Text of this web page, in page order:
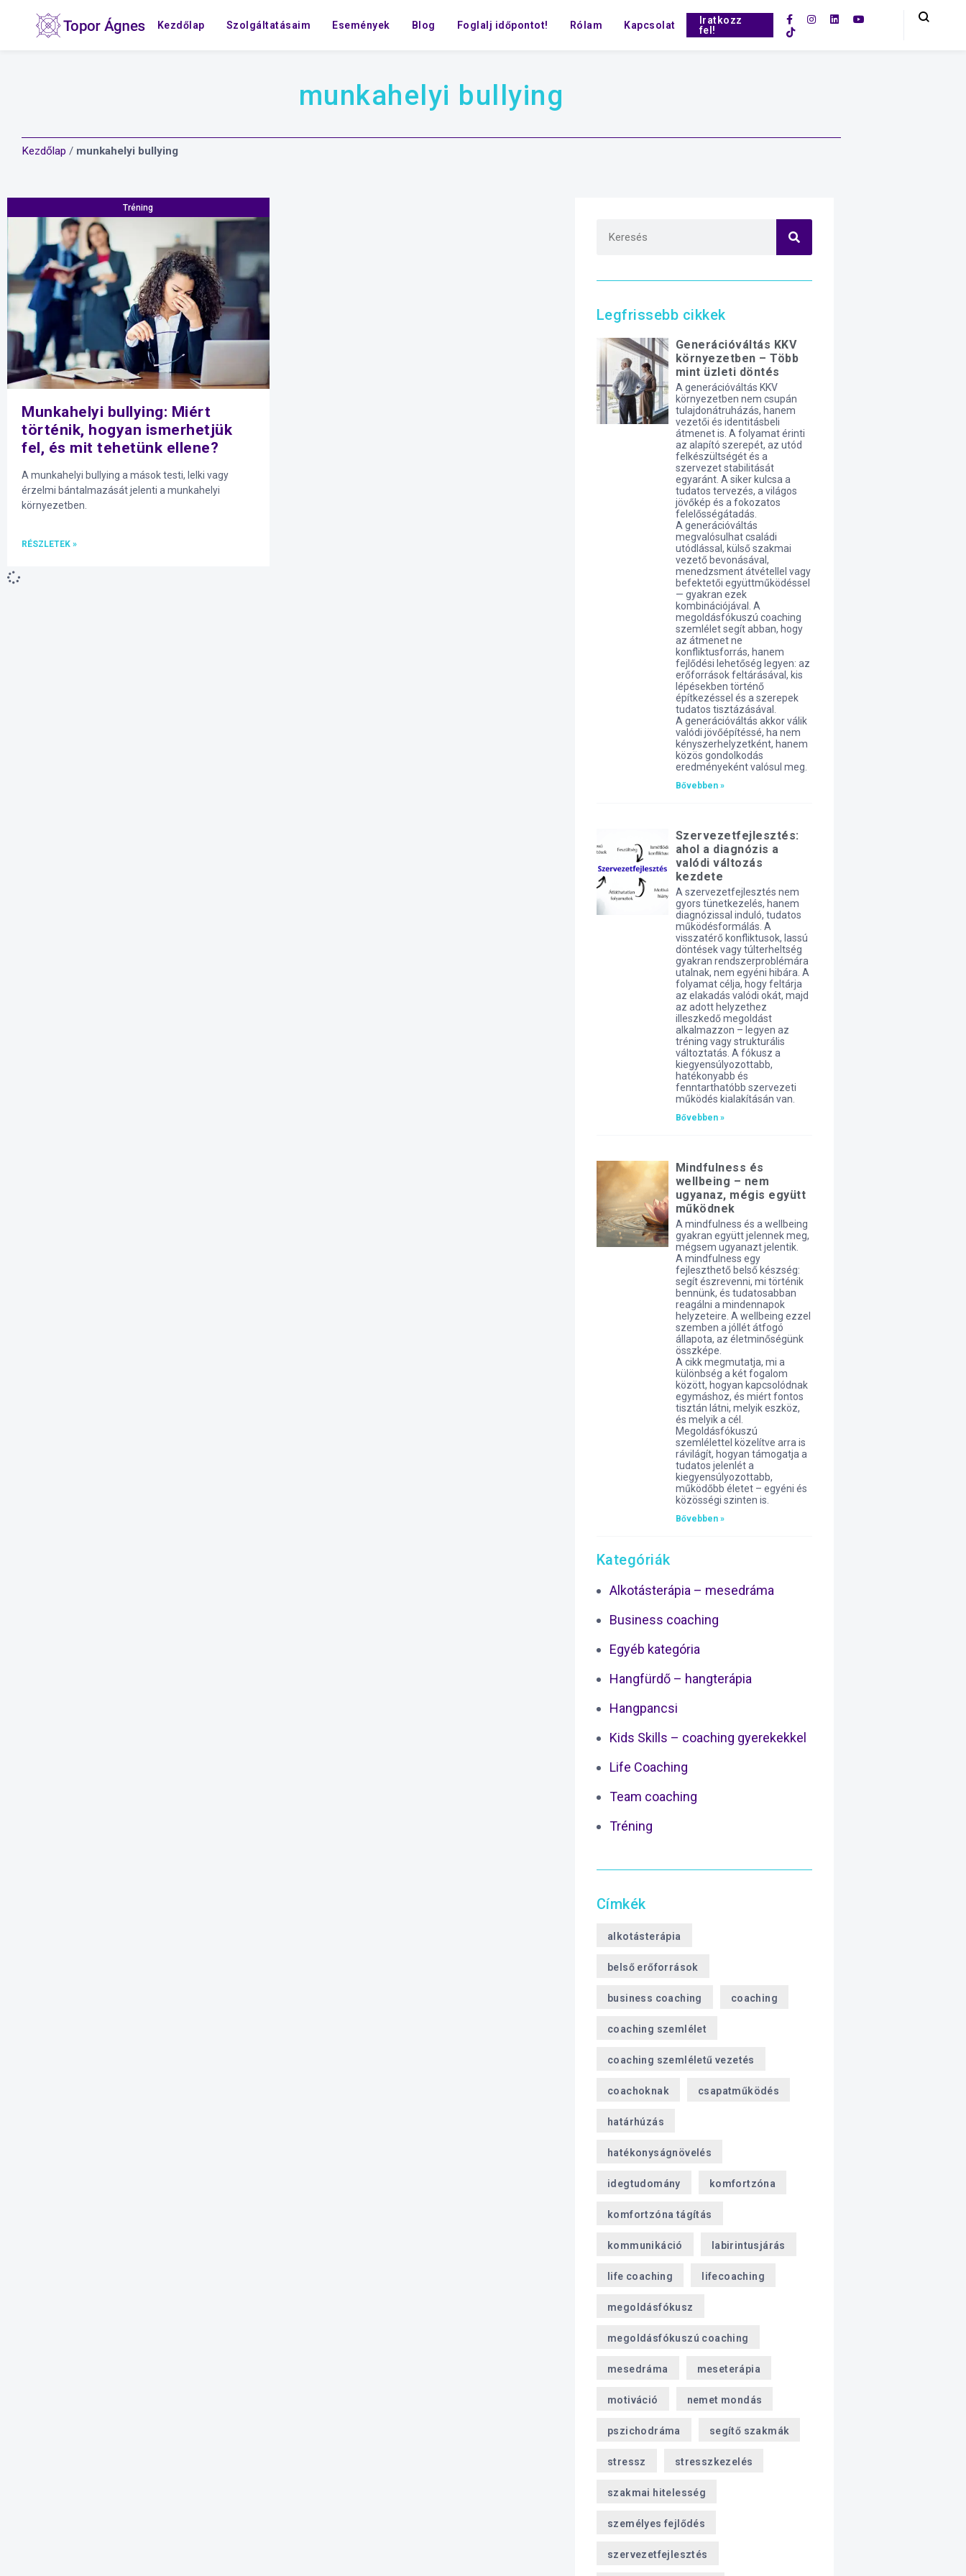
Kezdőlap Szolgáltatásaim Események Blog Foglalj időpontot! Rólam Kapcsolat
Iratkozz
fel!
munkahelyi bullying
Kezdőlap / munkahelyi bullying
Tréning
Munkahelyi bullying: Miért
történik, hogyan ismerhetjük
fel, és mit tehetünk ellene?
A munkahelyi bullying a mások testi, lelki vagy
érzelmi bántalmazását jelenti a munkahelyi
környezetben.
RÉSZLETEK »
Legfrissebb cikkek
Generációváltás KKV
környezetben – Több
mint üzleti döntés
A generációváltás KKV
környezetben nem csupán
tulajdonátruházás, hanem
vezetői és identitásbeli
átmenet is. A folyamat érinti
az alapító szerepét, az utód
felkészültségét és a
szervezet stabilitását
egyaránt. A siker kulcsa a
tudatos tervezés, a világos
jövőkép és a fokozatos
felelősségátadás.
A generációváltás
megvalósulhat családi
utódlással, külső szakmai
vezető bevonásával,
menedzsment átvétellel vagy
befektetői együttműködéssel
— gyakran ezek
kombinációjával. A
megoldásfókuszú coaching
szemlélet segít abban, hogy
az átmenet ne
konfliktusforrás, hanem
fejlődési lehetőség legyen: az
erőforrások feltárásával, kis
lépésekben történő
építkezéssel és a szerepek
tudatos tisztázásával.
A generációváltás akkor válik
valódi jövőépítéssé, ha nem
kényszerhelyzetként, hanem
közös gondolkodás
eredményeként valósul meg.
Bővebben »
Szervezetfejlesztés:
ahol a diagnózis a
valódi változás
kezdete
A szervezetfejlesztés nem
gyors tünetkezelés, hanem
diagnózissal induló, tudatos
működésformálás. A
visszatérő konfliktusok, lassú
döntések vagy túlterheltség
gyakran rendszerproblémára
utalnak, nem egyéni hibára. A
folyamat célja, hogy feltárja
az elakadás valódi okát, majd
az adott helyzethez
illeszkedő megoldást
alkalmazzon – legyen az
tréning vagy strukturális
változtatás. A fókusz a
kiegyensúlyozottabb,
hatékonyabb és
fenntarthatóbb szervezeti
működés kialakításán van.
Bővebben »
Mindfulness és
wellbeing – nem
ugyanaz, mégis együtt
működnek
A mindfulness és a wellbeing
gyakran együtt jelennek meg,
mégsem ugyanazt jelentik.
A mindfulness egy
fejleszthető belső készség:
segít észrevenni, mi történik
bennünk, és tudatosabban
reagálni a mindennapok
helyzeteire. A wellbeing ezzel
szemben a jóllét átfogó
állapota, az életminőségünk
összképe.
A cikk megmutatja, mi a
különbség a két fogalom
között, hogyan kapcsolódnak
egymáshoz, és miért fontos
tisztán látni, melyik eszköz,
és melyik a cél.
Megoldásfókuszú
szemlélettel közelítve arra is
rávilágít, hogyan támogatja a
tudatos jelenlét a
kiegyensúlyozottabb,
működőbb életet – egyéni és
közösségi szinten is.
Bővebben »
Kategóriák
Alkotásterápia – mesedráma
Business coaching
Egyéb kategória
Hangfürdő – hangterápia
Hangpancsi
Kids Skills – coaching gyerekekkel
Life Coaching
Team coaching
Tréning
Címkék
alkotásterápia
belső erőforrások
business coaching coaching
coaching szemlélet
coaching szemléletű vezetés
coachoknak csapatműködés
határhúzás
hatékonyságnövelés
idegtudomány komfortzóna
komfortzóna tágítás
kommunikáció labirintusjárás
life coaching lifecoaching
megoldásfókusz
megoldásfókuszú coaching
mesedráma meseterápia
motiváció nemet mondás
pszichodráma segítő szakmák
stressz stresszkezelés
szakmai hitelesség
személyes fejlődés
szervezetfejlesztés